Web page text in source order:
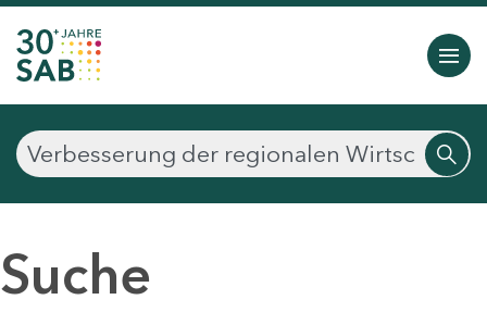
Suche